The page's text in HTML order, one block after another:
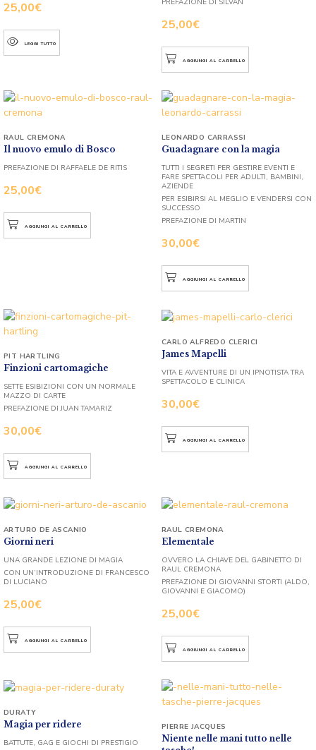
25,00€
LEGGI TUTTO
25,00€
AGGIUNGI AL CARRELLO
Il nuovo emulo di Bosco
25,00€
RAUL CREMONA
PREFAZIONE DI RAFFAELE DE RITIS
AGGIUNGI AL CARRELLO
Guadagnare con la magia
30,00€
LEONARDO CARRASSI
TUTTI I SEGRETI PER GESTIRE EVENTI E
FARE SPETTACOLI PER ADULTI, BAMBINI,
AZIENDE
PER ESIBIRSI AL MEGLIO E VENDERSI CON
SUCCESSO
PREFAZIONE DI MARTIN
AGGIUNGI AL CARRELLO
Finzioni cartomagiche
30,00€
PIT HARTLING
SETTE ESIBIZIONI CON UN NORMALE
MAZZO DI CARTE
PREFAZIONE DI JUAN TAMARIZ
AGGIUNGI AL CARRELLO
James Mapelli
30,00€
CARLO ALFREDO CLERICI
VITA E AVVENTURE DI UN IPNOTISTA TRA
SPETTACOLO E CLINICA
AGGIUNGI AL CARRELLO
Giorni neri
25,00€
ARTURO DE ASCANIO
UNA GRANDE LEZIONE DI MAGIA
CON UN’INTRODUZIONE DI FRANCESCO
DI LUCIANO
AGGIUNGI AL CARRELLO
Elementale
25,00€
RAUL CREMONA
OVVERO LA CHIAVE DEL GABINETTO DI
RAUL CREMONA
PREFAZIONE DI GIOVANNI STORTI (ALDO,
GIOVANNI E GIACOMO)
AGGIUNGI AL CARRELLO
Magia per ridere
DURATY
BATTUTE, GAG E GIOCHI DI PRESTIGIO
Niente nelle mani tutto nelle
PIERRE JACQUES